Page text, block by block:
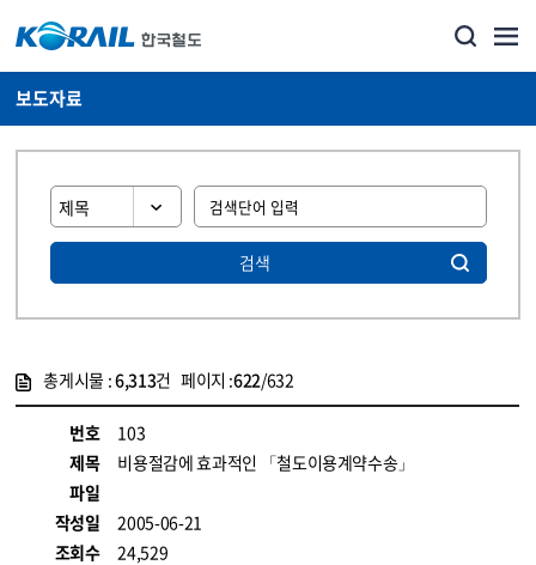
보도자료
검색
총게시물 :6,313건 페이지 :622/632
번호
103
제목
비용절감에 효과적인 「철도이용계약수송」
파일
작성일
2005-06-21
조회수
24,529